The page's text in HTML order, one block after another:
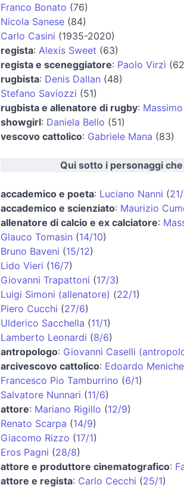
Franco Bonato (76)
Nicola Sanese(84)
Carlo Casini (1935-2020)
regista: Alexis Sweet (63)
regista e sceneggiatore: Paolo Virzì
rugbista: Denis Dallan (48)
Stefano Saviozzi (51)
rugbista e allenatore di rugby:
showgirl: Daniela Bello (51)
vescovo cattolico: Gabriele Mana (83)
Qui sotto i personaggi
accademico e poeta: Luciano Nanni (
accademico e scienziato: Maurizio
allenatore di calcio e ex calciatore:
Glauco Tomasin (14/10)
Bruno Baveni (15/12)
Lido Vieri (16/7)
Giovanni Trapattoni (17/3)
Luigi Simoni (allenatore) (22/1)
Piero Cucchi (27/6)
Ulderico Sacchella (11/1)
Lamberto Leonardi (8/6)
antropologo: Giovanni Caselli
arcivescovo cattolico: Edoardo
Francesco Pio Tamburrino (6/1)
Salvatore Nunnari (11/6)
attore: Mariano Rigillo (12/9)
Renato Scarpa (14/9)
Giacomo Rizzo (17/1)
Eros Pagni (28/8)
attore e produttore cinematografico:
attore e regista: Carlo Cecchi (25/1)